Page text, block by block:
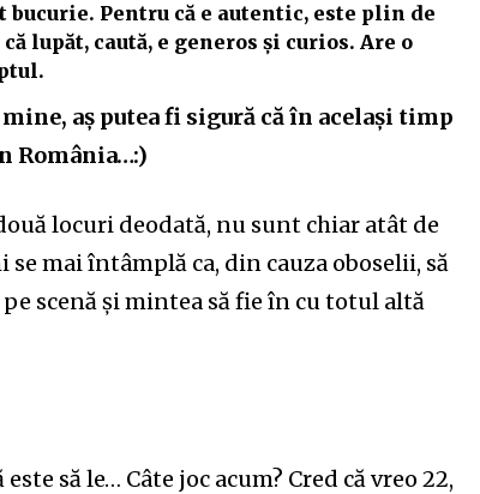
Pentru că e autentic, este plin de
lupăt, caută, e generos și curios. Are o
aș putea fi sigură că în același timp
România…:)
locuri deodată, nu sunt chiar atât de
se mai întâmplă ca, din cauza oboselii, să
scenă și mintea să fie în cu totul altă
să le… Câte joc acum? Cred că vreo 22,